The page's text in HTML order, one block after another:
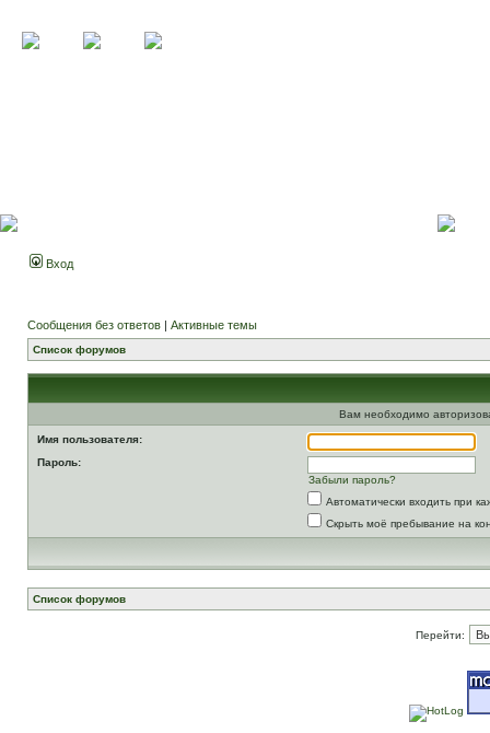
Вход
Сообщения без ответов | Активные темы
Список форумов
Вам необходимо
Имя пользователя:
Пароль:
Забыли пароль?
Автоматически входить при
Скрыть моё пребывание на
Список форумов
Перейти: